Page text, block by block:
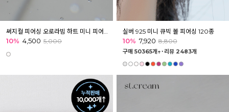
10% 4,500 5,000
실버 925 미니 큐빅 볼 피어싱 120종
10% 7,920 8,800
구매 50365개↑˙ 리뷰 2483개